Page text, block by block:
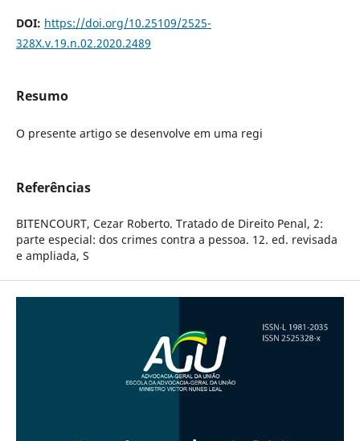
DOI: https://doi.org/10.25109/2525-
328X.v.19.n.02.2020.2489
Resumo
O presente artigo se desenvolve em uma regi
Referências
BITENCOURT, Cezar Roberto. Tratado de Direito Penal, 2:
parte especial: dos crimes contra a pessoa. 12. ed. revisada
e ampliada, S